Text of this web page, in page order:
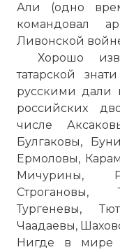
Али (одно
командовал
Ливонской
Хорошо
татарской
русскими дали
российских
числе
Булгаковы,
Ермоловы,
Мичурины,
Строгановы,
Тургеневы,
Чаадаевы,
Нигде в мире
Час истины -
Комментарий: